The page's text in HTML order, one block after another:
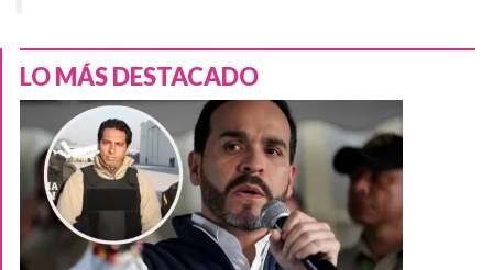
LO MÁS DESTACADO